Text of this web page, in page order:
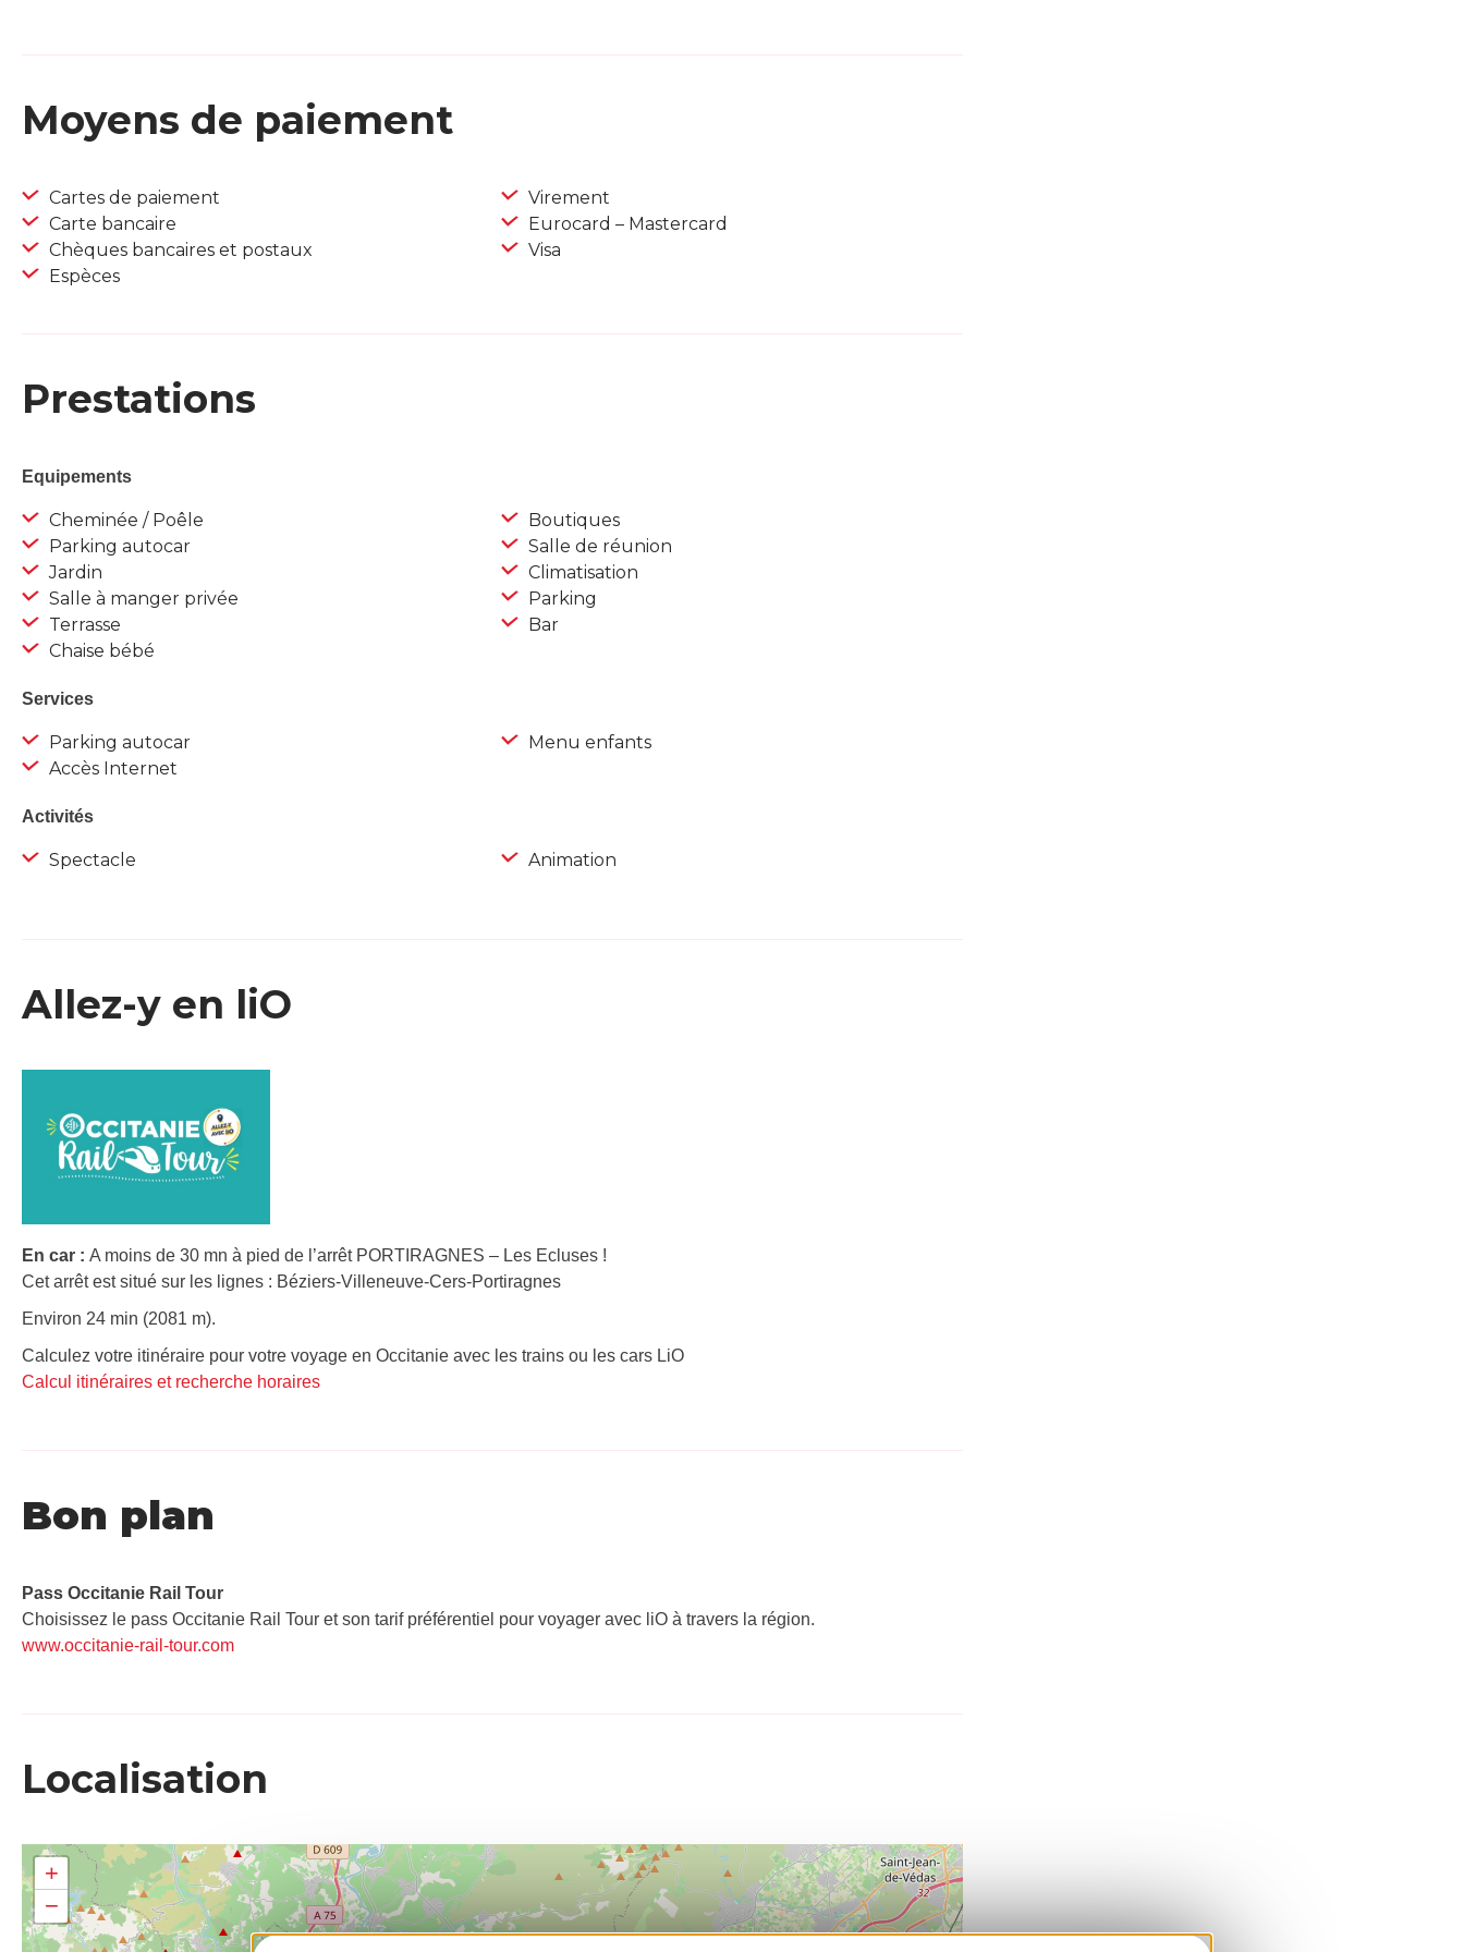
Moyens de paiement
Cartes de paiement
Carte bancaire
Chèques bancaires et postaux
Espèces
Virement
Eurocard – Mastercard
Visa
Prestations
Equipements
Cheminée / Poêle
Parking autocar
Jardin
Salle à manger privée
Terrasse
Chaise bébé
Boutiques
Salle de réunion
Climatisation
Parking
Bar
Services
Parking autocar
Accès Internet
Menu enfants
Activités
Spectacle Animation
Allez-y en liO
En car : A moins de 30 mn à pied de l’arrêt PORTIRAGNES – Les Ecluses !
Cet arrêt est situé sur les lignes : Béziers-Villeneuve-Cers-Portiragnes
Environ 24 min (2081 m).
Calculez votre itinéraire pour votre voyage en Occitanie avec les trains ou les cars LiO
Calcul itinéraires et recherche horaires
Bon plan
Pass Occitanie Rail Tour​
Choisissez le pass Occitanie Rail Tour et son tarif préférentiel pour voyager avec liO à travers la région.
www.occitanie-rail-tour.com
Localisation
+
−